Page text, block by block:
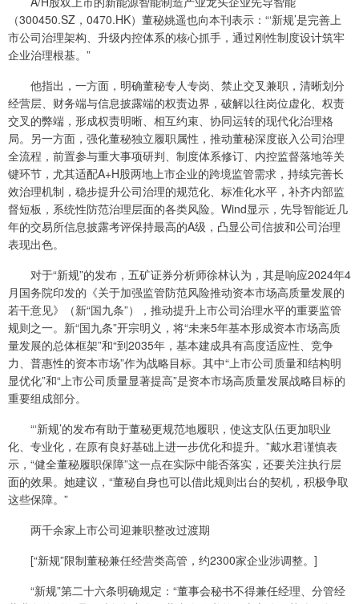
（300450.SZ，0470.HK）董秘姚遥也向本刊表示：“‘新规’是完善上
市公司治理架构、升级内控体系的核心抓手，通过刚性制度设计筑牢
企业治理根基。”
他指出，一方面，明确董秘专人专岗、禁止交叉兼职，清晰划分
经营层、财务端与信息披露端的权责边界，破解以往岗位虚化、权责
交叉的弊端，形成权责明晰、相互约束、协同运转的现代化治理格
局。另一方面，强化董秘独立履职属性，推动董秘深度嵌入公司治理
全流程，前置参与重大事项研判、制度体系修订、内控监督落地等关
键环节，尤其适配A+H股两地上市企业的跨境监管需求，持续完善长
效治理机制，稳步提升公司治理的规范化、标准化水平，补齐内部监
督短板，系统性防范治理层面的各类风险。Wind显示，先导智能近几
年的交易所信息披露考评保持最高的A级，凸显公司信披和公司治理
表现出色。
对于“新规”的发布，五矿证券分析师徐林认为，其是响应2024年4
月国务院印发的《关于加强监管防范风险推动资本市场高质量发展的
若干意见》（新“国九条”），推动提升上市公司治理水平的重要监管
规则之一。新“国九条”开宗明义，将“未来5年基本形成资本市场高质
量发展的总体框架”和“到2035年，基本建成具有高度适应性、竞争
力、普惠性的资本市场”作为战略目标。其中“上市公司质量和结构明
显优化”和“上市公司质量显著提高”是资本市场高质量发展战略目标的
重要组成部分。
“‘新规’的发布有助于董秘更规范地履职，使这支队伍更加职业
化、专业化，在原有良好基础上进一步优化和提升。”戴水君谨慎表
示，“健全董秘履职保障”这一点在实际中能否落实，还要关注执行层
面的效果。她建议，“董秘自身也可以借此规则出台的契机，积极争取
这些保障。”
两千余家上市公司迎兼职整改过渡期
[“新规”限制董秘兼任经营类高管，约2300家企业涉调整。]
“新规”第二十六条明确规定：“董事会秘书不得兼任经理、分管经